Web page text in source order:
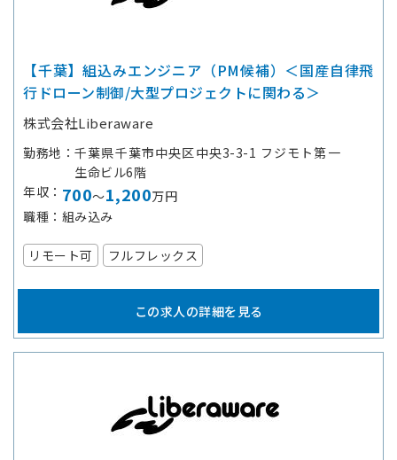
【千葉】組込みエンジニア（PM候補）＜国産自律飛
行ドローン制御/大型プロジェクトに関わる＞
株式会社Liberaware
勤務地
千葉県千葉市中央区中央3-3-1 フジモト第一
生命ビル6階
年収
700～1,200万円
職種
組み込み
リモート可 フルフレックス
この求人の詳細を見る